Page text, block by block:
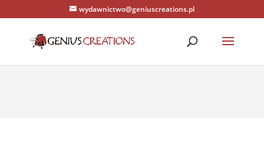
Warning: Constant WP_CACHE already defined in
/home/zenstrona/domains/geniuscreations.pl/public_html/wp-
config.phpon line 94
wydawnictwo@geniuscreations.pl